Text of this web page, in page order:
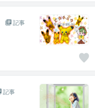
記事
記事